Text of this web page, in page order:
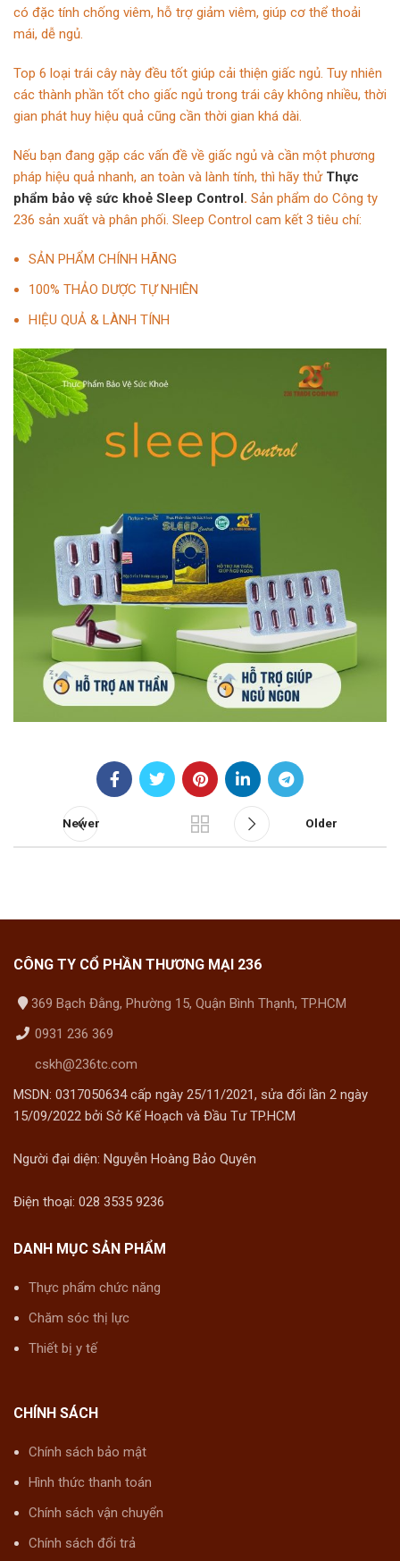
có đặc tính chống viêm, hỗ trợ giảm viêm, giúp cơ thể thoải
mái, dễ ngủ.
Top 6 loại trái cây này đều tốt giúp cải thiện giấc ngủ. Tuy nhiên
các thành phần tốt cho giấc ngủ trong trái cây không nhiều, thời
gian phát huy hiệu quả cũng cần thời gian khá dài.
Nếu bạn đang gặp các vấn đề về giấc ngủ và cần một phương
pháp hiệu quả nhanh, an toàn và lành tính, thì hãy thử Thực
phẩm bảo vệ sức khoẻ Sleep Control . Sản phẩm do Công ty
236 sản xuất và phân phối. Sleep Control cam kết 3 tiêu chí:
SẢN PHẨM CHÍNH HÃNG
100% THẢO DƯỢC TỰ NHIÊN
HIỆU QUẢ & LÀNH TÍNH
Newer Older
CÔNG TY CỔ PHẦN THƯƠNG MẠI 236
369 Bạch Đằng, Phường 15, Quận Bình Thạnh, TP.HCM
0931 236 369
cskh@236tc.com
MSDN: 0317050634 cấp ngày 25/11/2021, sửa đổi lần 2 ngày
15/09/2022 bởi Sở Kế Hoạch và Đầu Tư TP.HCM
Người đại diện: Nguyễn Hoàng Bảo Quyên
Điện thoại: 028 3535 9236
DANH MỤC SẢN PHẨM
Thực phẩm chức năng
Chăm sóc thị lực
Thiết bị y tế
CHÍNH SÁCH
Chính sách bảo mật
Hình thức thanh toán
Chính sách vận chuyển
Chính sách đổi trả